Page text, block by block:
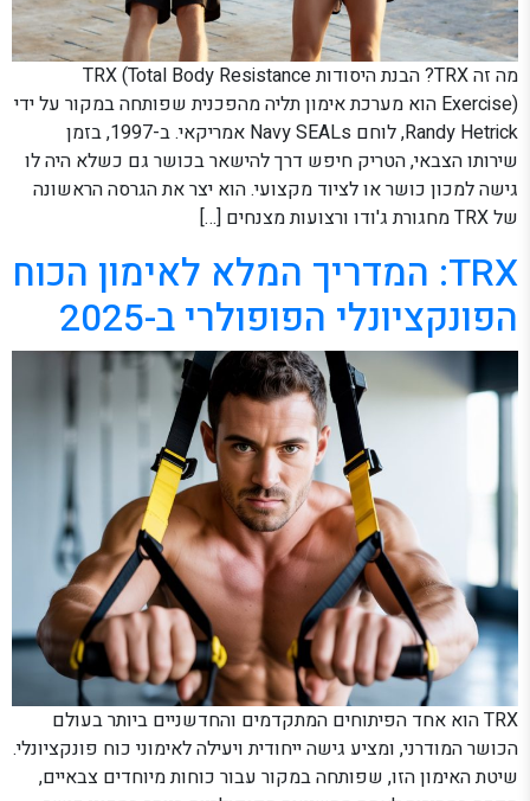
מה זה TRX? הבנת היסודות TRX (Total Body Resistance
Exercise) הוא מערכת אימון תליה מהפכנית שפותחה במקור על ידי
Randy Hetrick, לוחם Navy SEALs אמריקאי. ב-1997, בזמן
שירותו הצבאי, הטריק חיפש דרך להישאר בכושר גם כשלא היה לו
גישה למכון כושר או לציוד מקצועי. הוא יצר את הגרסה הראשונה
של TRX מחגורת ג'ודו ורצועות מצנחים […]
TRX: המדריך המלא לאימון הכוח
הפונקציונלי הפופולרי ב-2025
TRX הוא אחד הפיתוחים המתקדמים והחדשניים ביותר בעולם
הכושר המודרני, ומציע גישה ייחודית ויעילה לאימוני כוח פונקציונלי.
שיטת האימון הזו, שפותחה במקור עבור כוחות מיוחדים צבאיים,